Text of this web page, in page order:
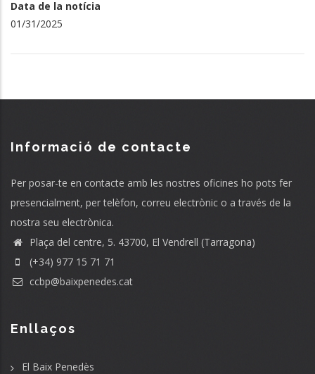
Data de la notícia
01/31/2025
Informació de contacte
Per posar-te en contacte amb les nostres oficines ho pots fer
presencialment, per telèfon, correu electrònic o a través de la
nostra seu electrònica.
Plaça del centre, 5. 43700, El Vendrell (Tarragona)
(+34) 977 15 71 71
ccbp@baixpenedes.cat
Enllaços
El Baix Penedès